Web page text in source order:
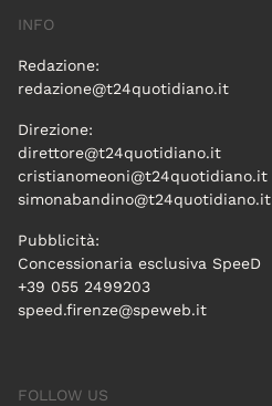
INFO
Redazione:
redazione@t24quotidiano.it
Direzione:
direttore@t24quotidiano.it
cristianomeoni@t24quotidiano.it
simonabandino@t24quotidiano.it
Pubblicità:
Concessionaria esclusiva SpeeD
+39 055 2499203
speed.firenze@speweb.it
FOLLOW US